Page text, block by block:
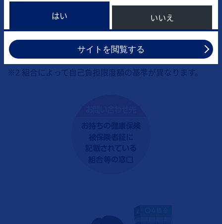
制度を設けている場合があります。高額療養費制度の対象
とならない場合にも、付加給付を受けられる可能性があり
ます。
※2 組合によって自己負担限度額の基準が異なります。
はい いいえ
サイトを閲覧する